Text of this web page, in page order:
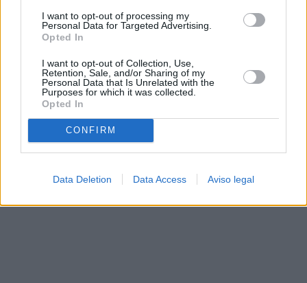
I want to opt-out of processing my
Personal Data for Targeted Advertising.
Opted In
I want to opt-out of Collection, Use,
Retention, Sale, and/or Sharing of my
Personal Data that Is Unrelated with the
Purposes for which it was collected.
Opted In
CONFIRM
Data Deletion Data Access Aviso legal